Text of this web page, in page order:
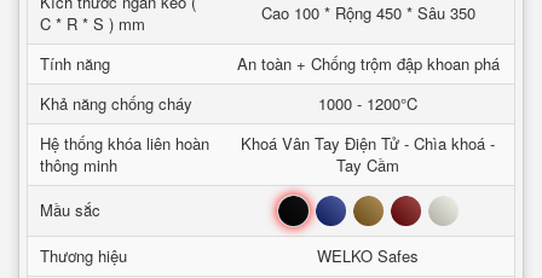
C * R * S ) mm
Cao 100 * Rộng 450 * Sâu 350
Tính năng
An toàn + Chống trộm đập khoan phá
Khả năng chống cháy
1000 - 1200°C
Hệ thống khóa liên hoàn
thông minh
Khoá Vân Tay Điện Tử - Chìa khoá -
Tay Cầm
Mầu sắc
Đen Xanh Nâu Đỏ Trắng
Thương hiệu
WELKO Safes